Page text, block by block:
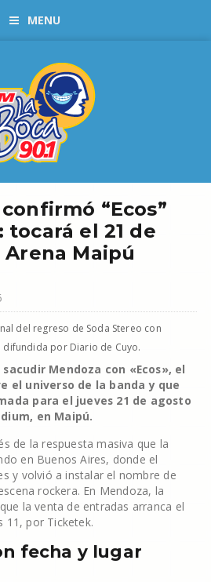
MENU
“Ecos”
tocará el 21 de
Maipú
por Diario de Cuyo.
Mendoza con «Ecos», el
el universo de la banda y que
para el jueves 21 de agosto
en Maipú.
de la respuesta masiva que la
en Buenos Aires, donde el
y volvió a instalar el nombre de
rockera. En Mendoza, la
la venta de entradas arranca el
11, por Ticketek.
fecha y lugar